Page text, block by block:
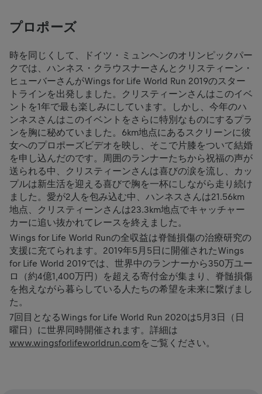
プロポーズ
時を同じくして、ドイツ・ミュンヘンのオリンピックパー
クでは、ハンネス・クラウスナーさんとクリスティーン・
ヒューバーさんがWings for Life World Run 2019のスター
トラインを出発しました。クリスティーンさんはこのイベ
ントを1年で最も楽しみにしています。しかし、今年のハ
ンネスさんはこのイベントをさらに特別なものにするプラ
ンを胸に秘めていました。6km地点にあるスクリーンに彼
女へのプロポーズビデオを映し、そこで片膝をついて結婚
を申し込んだのです。周囲のランナーたちから祝福の声が
送られる中、クリスティーンさんは喜びの涙を流し、カッ
プルは新生活を迎える喜びで胸を一杯にしながら走り続け
ました。愛が2人を包み込む中、ハンネスさんは21.56km
地点、クリスティーンさんは23.3km地点でキャッチャー
カーに追い抜かれてレースを終えました。
Wings for Life World Runの全収益は脊髄損傷の治療研究の
支援に充てられます。2019年5月5日に開催されたWings
for Life World 2019では、世界中のランナーから350万ユー
ロ（約4億1,400万円）を超える寄付金が集まり、脊髄損傷
を抱えながら暮らしている人たちの希望を未来に繋げまし
た。
7回目となるWings for Life World Run 2020は5月3日（日
曜日）に世界同時開催されます。詳細は
www.wingsforlifeworldrun.comをご覧ください。